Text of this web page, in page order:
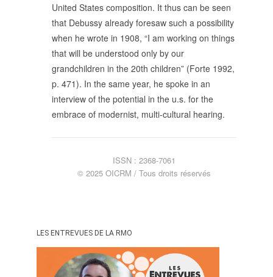
United States composition. It thus can be seen
that Debussy already foresaw such a possibility
when he wrote in 1908, “I am working on things
that will be understood only by our
grandchildren in the 20th children” (Forte 1992,
p. 471). In the same year, he spoke in an
interview of the potential in the u.s. for the
embrace of modernist, multi-cultural hearing.
ISSN : 2368-7061
© 2025 OICRM / Tous droits réservés
LES ENTREVUES DE LA RMO